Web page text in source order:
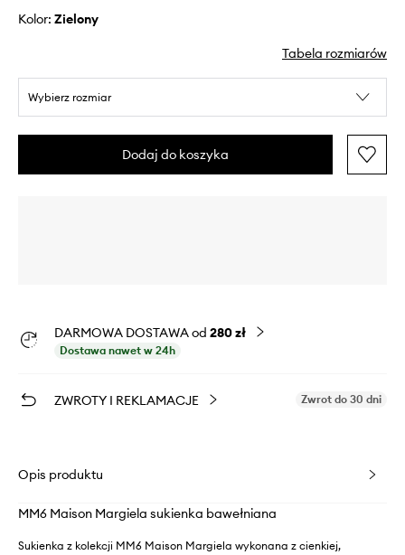
Kolor: zielony
Tabela rozmiarów
Wybierz rozmiar
Dodaj do koszyka
DARMOWA DOSTAWA od 280 zł
Dostawa nawet w 24h
ZWROTY I REKLAMACJE Zwrot do 30 dni
Opis produktu
MM6 Maison Margiela sukienka bawełniana
Sukienka z kolekcji MM6 Maison Margiela wykonana z cienkiej,